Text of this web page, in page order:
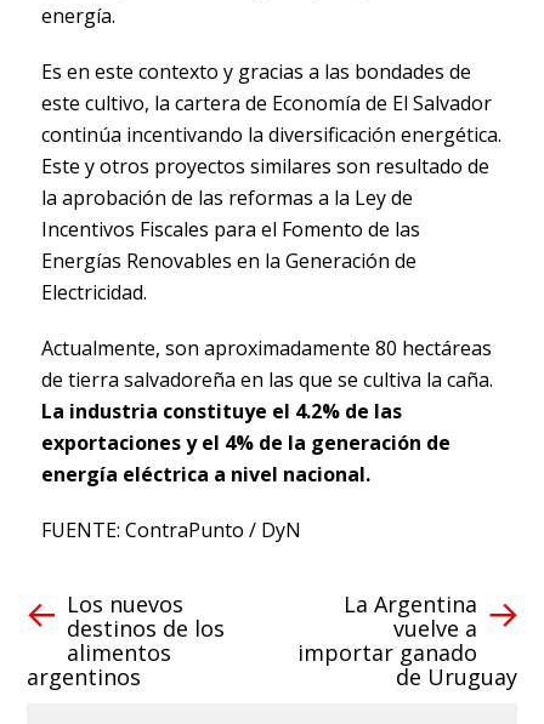
energía.
Es en este contexto y gracias a las bondades de
este cultivo, la cartera de Economía de El Salvador
continúa incentivando la diversificación energética.
Este y otros proyectos similares son resultado de
la aprobación de las reformas a la Ley de
Incentivos Fiscales para el Fomento de las
Energías Renovables en la Generación de
Electricidad.
Actualmente, son aproximadamente 80 hectáreas
de tierra salvadoreña en las que se cultiva la caña.
La industria constituye el 4.2% de las
exportaciones y el 4% de la generación de
energía eléctrica a nivel nacional.
FUENTE: ContraPunto / DyN
Los nuevos
destinos de los
alimentos
argentinos
La Argentina
vuelve a
importar ganado
de Uruguay